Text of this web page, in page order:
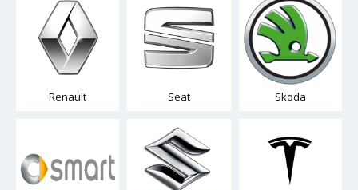
Renault Seat Skoda